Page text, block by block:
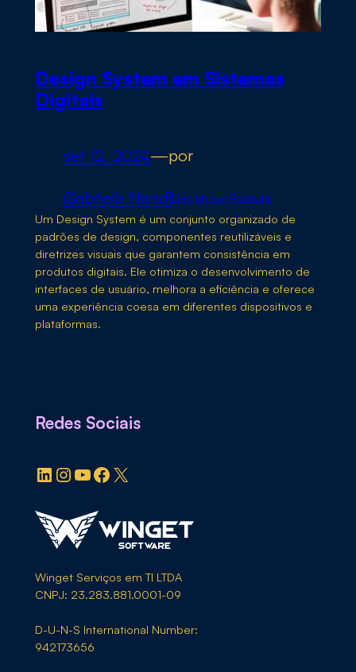
Design System em Sistemas
Digitais
set 12, 2024—por
Gabriela NandiDesign de Produto
Um Design System é um conjunto organizado de
padrões de design, componentes reutilizáveis e
diretrizes visuais que garantem consistência em
produtos digitais. Ele otimiza o desenvolvimento de
interfaces de usuário, melhora a eficiência e oferece
uma experiência coesa em diferentes dispositivos e
plataformas.
Redes Sociais
LinkedIn Instagram YouTube Facebook X
Winget Serviços em TI LTDA
CNPJ: 23.283.881.0001-09
D-U-N-S International Number:
942173656